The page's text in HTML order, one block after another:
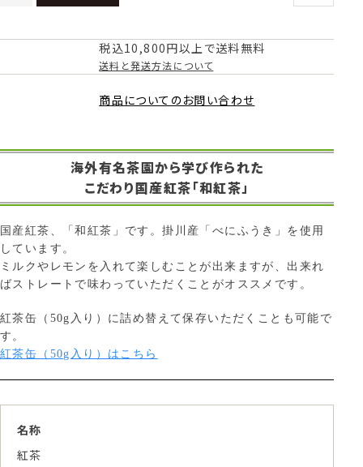
税込10,800円以上で送料無料
送料と発送方法について
商品についてのお問い合わせ
海外有名茶園から学び作られた
こだわり国産紅茶「和紅茶」
国産紅茶、「和紅茶」です。掛川産「べにふうき」を使用
しています。
ミルクやレモンを入れて楽しむことが出来ますが、出来れ
ばストレートで味わっていただくことがオススメです。
紅茶缶（50g入り）に詰め替えて保存いただくことも可能で
す。
紅茶缶（50g入り）はこちら
名称
紅茶